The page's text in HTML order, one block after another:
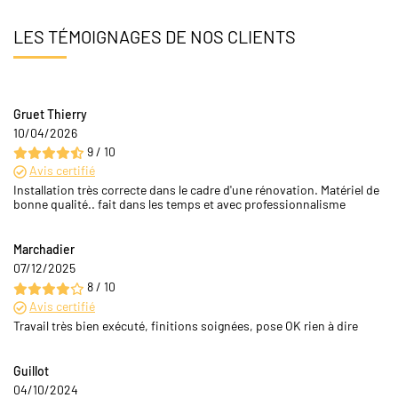
LES TÉMOIGNAGES DE NOS CLIENTS
Gruet Thierry
10/04/2026
9 / 10
Avis certifié
Installation très correcte dans le cadre d'une rénovation. Matériel de
bonne qualité.. fait dans les temps et avec professionnalisme
Marchadier
07/12/2025
8 / 10
Avis certifié
Travail très bien exécuté, finitions soignées, pose OK rien à dire
Guillot
04/10/2024